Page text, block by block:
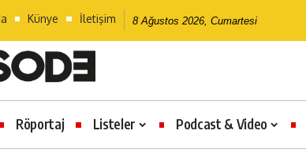
Künye İletişim 8 Ağustos 2026, Cumartesi
Röportaj Listeler Podcast & Video